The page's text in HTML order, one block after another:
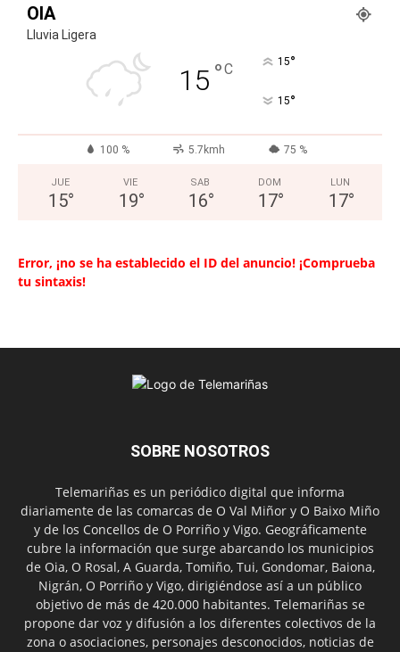
OIA
Lluvia Ligera
15 °C 15°
15°
100 % 5.7kmh 75 %
JUE
15°
VIE
19°
SAB
16°
DOM
17°
LUN
17°
Error, ¡no se ha establecido el ID del anuncio! ¡Comprueba
tu sintaxis!
SOBRE NOSOTROS
Telemariñas es un periódico digital que informa
diariamente de las comarcas de O Val Miñor y O Baixo Miño
y de los Concellos de O Porriño y Vigo. Geográficamente
cubre la información que surge abarcando los municipios
de Oia, O Rosal, A Guarda, Tomiño, Tui, Gondomar, Baiona,
Nigrán, O Porriño y Vigo, dirigiéndose así a un público
objetivo de más de 420.000 habitantes. Telemariñas se
propone dar voz y difusión a los diferentes colectivos de la
zona o asociaciones, personajes desconocidos, noticias de